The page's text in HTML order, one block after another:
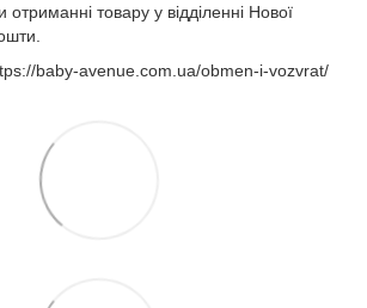
отриманні товару у відділенні Нової
baby-avenue.com.ua/obmen-i-vozvrat/